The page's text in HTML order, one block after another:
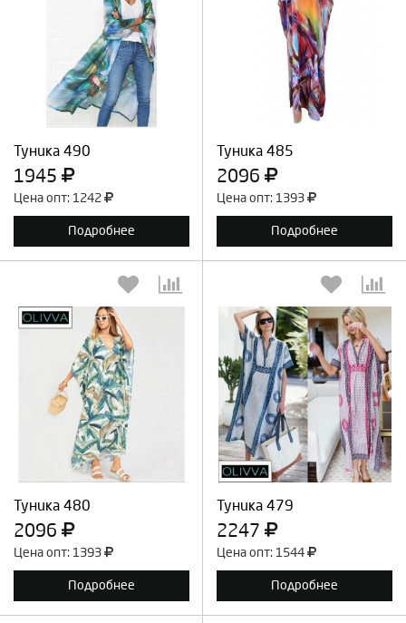
Туника 490
1945
Цена опт: 1242
Подробнее
Выберите количество:
Продолжить Отмена
Туника 485
2096
Цена опт: 1393
Подробнее
Выберите количество:
Продолжить
Туника 480
2096
Цена опт: 1393
Подробнее
Выберите количество:
Продолжить
Туника 479
2247
Цена опт: 1544
Подробнее
Выберите количество:
Продолжить Отмена